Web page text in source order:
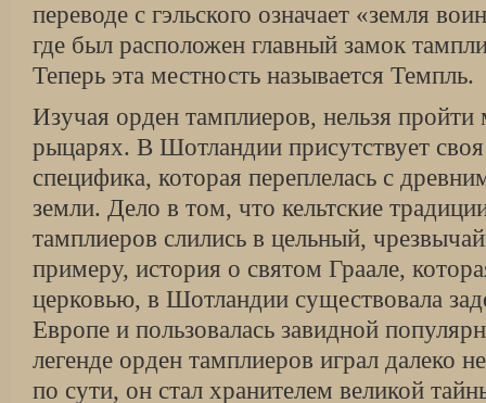
переводе с гэльского означает «земля
где был расположен главный замок
Теперь эта местность называется Темпль.
Изучая орден тамплиеров, нельзя
рыцарях. В Шотландии присутствует
специфика, которая переплелась с
земли. Дело в том, что кельтские
тамплиеров слились в цельный,
примеру, история о святом Граале,
церковью, в Шотландии существовала
Европе и пользовалась завидной
легенде орден тамплиеров играл далеко
по сути, он стал хранителем великой